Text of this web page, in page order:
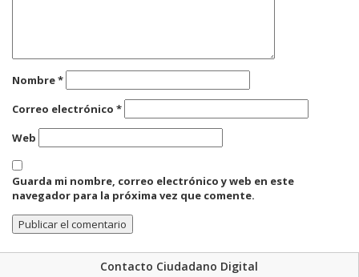
Nombre*
Correo electrónico *
Web
Guarda mi nombre, correo electrónico y web en este
navegador para la próxima vez que comente.
Contacto Ciudadano Digital